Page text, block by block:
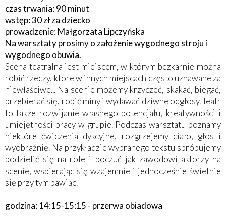
czas trwania: 90 minut
wstęp: 30 zł za dziecko
prowadzenie: Małgorzata Lipczyńska
Na warsztaty prosimy o założenie wygodnego stroju i
wygodnego obuwia.
Scena teatralna jest miejscem, w którym bezkarnie można
robić rzeczy, które w innych miejscach często uznawane za
niewłaściwe... Na scenie możemy krzyczeć, skakać, biegać,
przebierać się, robić miny i wydawać dziwne odgłosy. Teatr
to także rozwijanie własnego potencjału, kreatywności i
umiejętności pracy w grupie. Podczas warsztatu poznamy
niektóre ćwiczenia dykcyjne, rozgrzejemy ciało, głos i
wyobraźnię. Na przykładzie wybranego tekstu spróbujemy
podzielić się na role i poczuć jak zawodowi aktorzy na
scenie, wspierając się wzajemnie i jednocześnie świetnie
się przy tym bawiąc.
godzina: 14:15-15:15 - przerwa obiadowa